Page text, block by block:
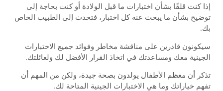
إذا كنت قلقًا بشأن اختبارات ما قبل الولادة أو كنت بحاجة إلى
توضيح بشأن ما يبحث عنه كل اختبار، فتحدث إلى الطبيب الخاص
بك.
سيكونون قادرين على مناقشة مخاطر وفوائد جميع الاختبارات
الجينية معك ومساعدتك في اتخاذ القرار الأفضل لك ولعائلتك.
تذكر أن معظم الأطفال يولدون بصحة جيدة، ولكن من المهم أن
تفهم خياراتك وما هي الاختبارات الجينية المتاحة لك.